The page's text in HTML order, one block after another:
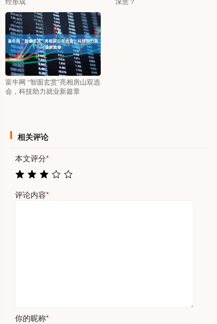
富牛网 “智面玄赏”亮相房山双选
会，科技助力就业新篇章
相关评论
本文评分*
评论内容*
你的昵称*